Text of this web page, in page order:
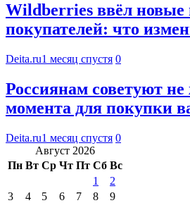
Wildberries ввёл новые
покупателей: что
Deita.ru1 месяц спустя 0
Россиянам советуют не
момента для покупки
Deita.ru1 месяц спустя 0
Август 2026
Пн Вт Ср Чт Пт Сб Вс
1
2
3
4 5 6 7 8
9